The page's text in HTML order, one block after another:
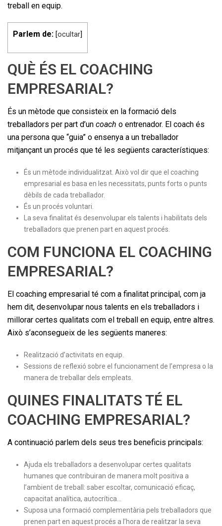
treball en equip.
Parlem de: [ocultar]
QUÈ ÉS EL COACHING
EMPRESARIAL?
És un mètode que consisteix en la formació dels
treballadors per part d’un coach o entrenador. El coach és
una persona que “guia” o ensenya a un treballador
mitjançant un procés que té les següents característiques:
És un mètode individualitzat. Això vol dir que el coaching
empresarial es basa en les necessitats, punts forts o punts
dèbils de cada treballador.
És un procés voluntari.
La seva finalitat és desenvolupar els talents i habilitats dels
treballadors que prenen part en aquest procés.
COM FUNCIONA EL COACHING
EMPRESARIAL?
El coaching empresarial té com a finalitat principal, com ja
hem dit, desenvolupar nous talents en els treballadors i
millorar certes qualitats com el treball en equip, entre altres.
Això s’aconsegueix de les següents maneres:
Realització d’activitats en equip.
Sessions de reflexió sobre el funcionament de l’empresa o la
manera de treballar dels empleats.
QUINES FINALITATS TÉ EL
COACHING EMPRESARIAL?
A continuació parlem dels seus tres beneficis principals:
Ajuda els treballadors a desenvolupar certes qualitats
humanes que contribuiran de manera molt positiva a
l’ambient de treball: saber escoltar, comunicació eficaç,
capacitat analítica, autocrítica…
Suposa una formació complementària pels treballadors que
prenen part en aquest procés a l’hora de realitzar la seva